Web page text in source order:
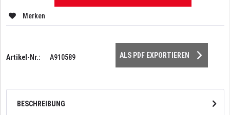
Merken
Artikel-Nr.: A910589 ALS PDF EXPORTIEREN
BESCHREIBUNG